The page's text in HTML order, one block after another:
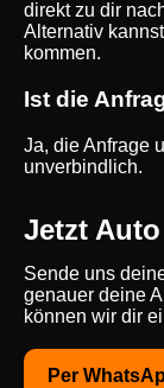
direkt zu dir
Alternativ
kommen.
Ist die
Ja, die Anfrage
unverbindlich.
Jetzt
Sende uns
genauer deine
können wir dir
Per